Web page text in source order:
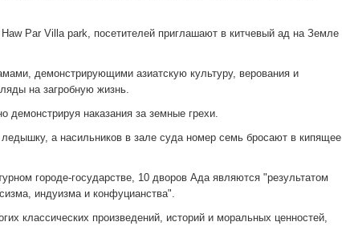
Par Villa park, посетителей приглашают в китчевый ад на Земле
демонстрирующими азиатскую культуру, верования и
на загробную жизнь.
демонстрируя наказания за земные грехи.
а насильников в зале суда номер семь бросают в кипящее
городе-государстве, 10 дворов Ада являются "результатом
индуизма и конфуцианства".
классических произведений, историй и моральных ценностей,